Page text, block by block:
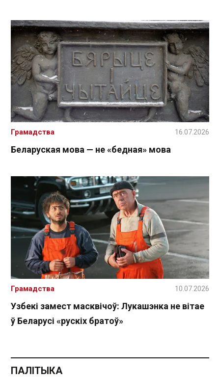
Беларуская мова — не «бедная» мова
Грамадства 16.07.2026
Узбекі замест масквічоў: Лукашэнка не вітае
ў Беларусі «рускіх братоў»
Грамадства 10.07.2026
ПАЛІТЫКА